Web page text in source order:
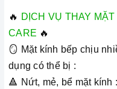
🔥 DỊCH VỤ THAY
CARE 🔥
🪞 Mặt kính bếp chịu
dụng có
🔺 Nứt, mẻ, bể mặt kính